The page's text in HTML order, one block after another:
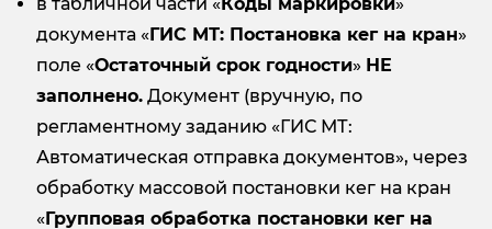
в табличной части « Коды маркировки»
документа « ГИС МТ: Постановка кег на кран»
поле «Остаточный срок годности» НЕ
заполнено. Документ (вручную, по
регламентному заданию «ГИС МТ:
Автоматическая отправка документов», через
обработку массовой постановки кег на кран
« Групповая обработка постановки кег на